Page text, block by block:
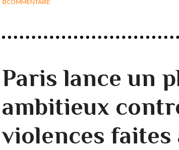
0COMMENTAIRE
Paris lance un
ambitieux
violences faites